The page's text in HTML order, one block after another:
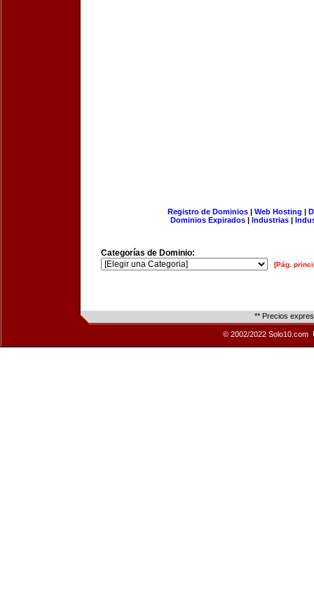
Registro de Dominios| Web Hosting |
Dominios Expirados | Industrias |
Categorías de Dominio:
[Pág.
** Precios
© 2002/2022 Solo10.com